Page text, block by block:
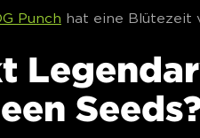
Punch hat eine Blütezeit